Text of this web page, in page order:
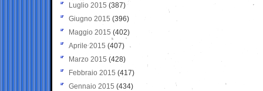
Luglio 2015 (387)
Giugno 2015 (396)
Maggio 2015 (402)
Aprile 2015 (407)
Marzo 2015 (428)
Febbraio 2015 (417)
Gennaio 2015 (434)